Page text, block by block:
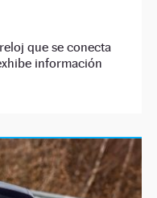
que se conecta
información